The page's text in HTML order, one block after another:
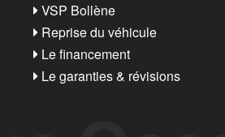
VSP Bollène
Reprise du véhicule
Le financement
Le garanties & révisions